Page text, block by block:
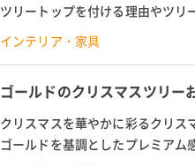
ツリートップを付ける理由やツリ
ボン、ベル型などオリジナリティ
インテリア・家具
ゴールドのクリスマスツリー
クリスマスを華やかに彩るクリス
ゴールドを基調としたプレミアム